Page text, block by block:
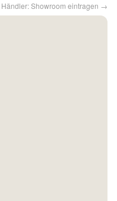
Händler: Showroom eintragen →